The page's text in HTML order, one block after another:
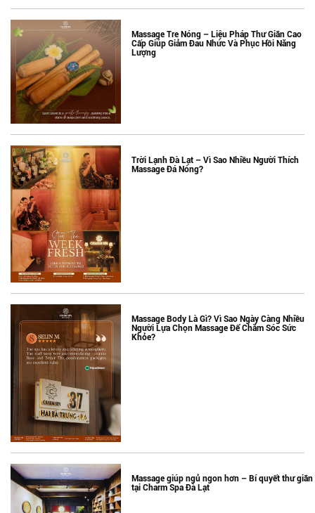
Massage Tre Nóng – Liệu Pháp Thư Giãn Cao
Cấp Giúp Giảm Đau Nhức Và Phục Hồi Năng
Lượng
Trời Lạnh Đà Lạt – Vì Sao Nhiều Người Thích
Massage Đá Nóng?
Massage Body Là Gì? Vì Sao Ngày Càng Nhiều
Người Lựa Chọn Massage Để Chăm Sóc Sức
Khỏe?
Massage giúp ngủ ngon hơn – Bí quyết thư giãn
tại Charm Spa Đà Lạt